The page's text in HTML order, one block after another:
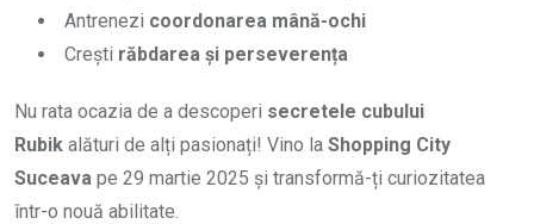
Antrenezi coordonarea mână-ochi
Crești răbdarea și perseverența
Nu rata ocazia de a descoperi secretele cubului
Rubik alături de alți pasionați! Vino la Shopping City
Suceava pe 29 martie 2025 și transformă-ți curiozitatea
într-o nouă abilitate.